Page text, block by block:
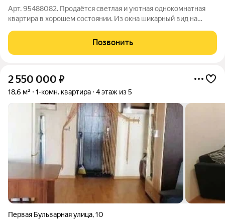
Арт. 95488082. Продаётся светлая и уютная однокомнатная
квартира в хорошем состоянии. Из окна шикарный вид на
отлично подойдёт как для проживания так и для сдачив аренду.
Дом расположен в
Позвонить
2 550 000 ₽
18,6 м² 1-комн. квартира 4 этаж из 5
Первая Бульварная улица,10